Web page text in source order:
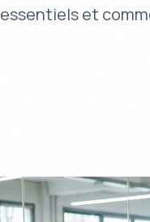
essentiels et